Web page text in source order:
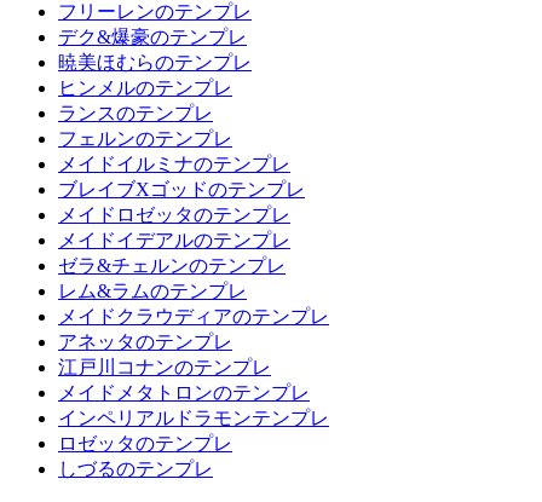
フリーレンのテンプレ
デク&爆豪のテンプレ
暁美ほむらのテンプレ
ヒンメルのテンプレ
ランスのテンプレ
フェルンのテンプレ
メイドイルミナのテンプレ
ブレイブXゴッドのテンプレ
メイドロゼッタのテンプレ
メイドイデアルのテンプレ
ゼラ&チェルンのテンプレ
レム&ラムのテンプレ
メイドクラウディアのテンプレ
アネッタのテンプレ
江戸川コナンのテンプレ
メイドメタトロンのテンプレ
インペリアルドラモンテンプレ
ロゼッタのテンプレ
しづるのテンプレ